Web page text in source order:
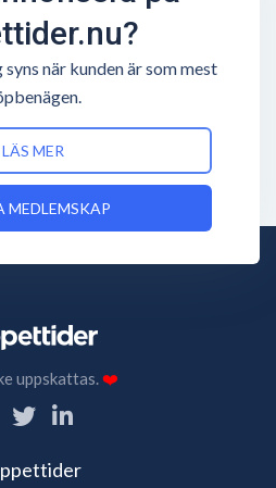
när kunden är som mest
LÄS MER
MEDLEMSKAP
uppskattas.❤️